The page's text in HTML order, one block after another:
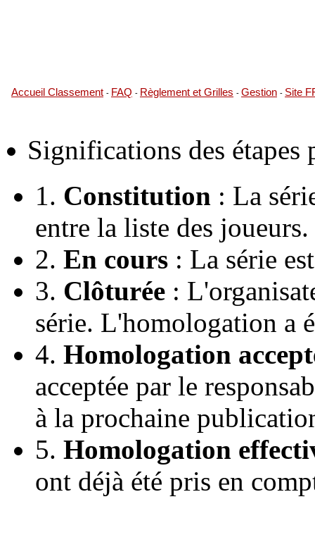
Accueil Classement - FAQ - Règlement et Grilles - Gestion - Site
Significations des
1. Constitution : La
entre la liste des joueurs.
2. En cours : La série
3. Clôturée :
série. L'homologation a
4. Homologation
acceptée par le
à la prochaine
5. Homologation
ont déjà été pris en